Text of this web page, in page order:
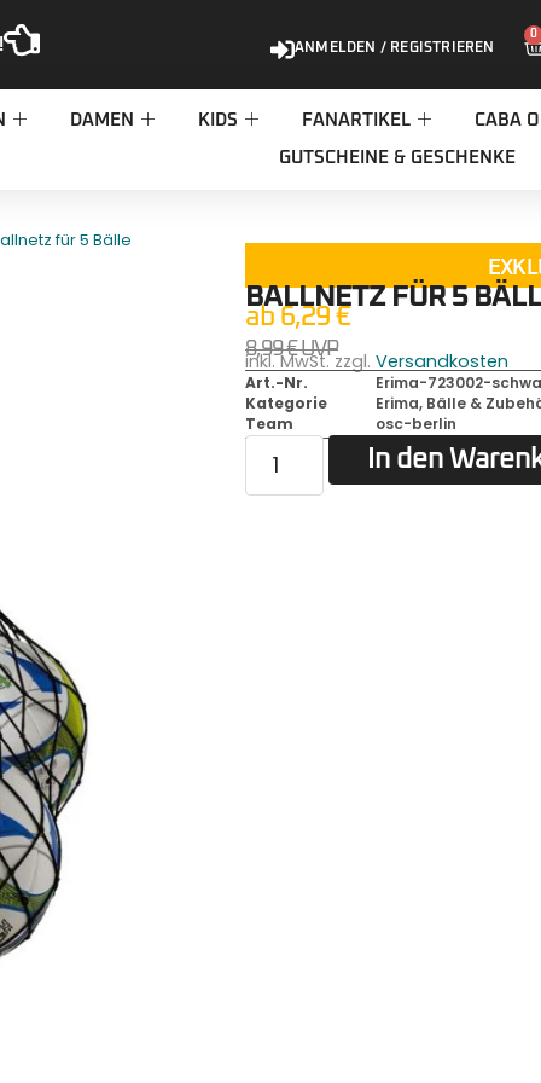
ANMELDEN / REGISTRIEREN
0
DAMEN KIDS FANARTIKEL CABA
GUTSCHEINE & GESCHENKE
für 5 Bälle
BALLNETZ FÜR 5
ab 6,29€
8,99€UVP
inkl. MwSt. zzgl.Versandkosten
Art.-Nr.
Erima-723002-
Kategorie
Erima, Bälle &
Team
osc-berlin
In den